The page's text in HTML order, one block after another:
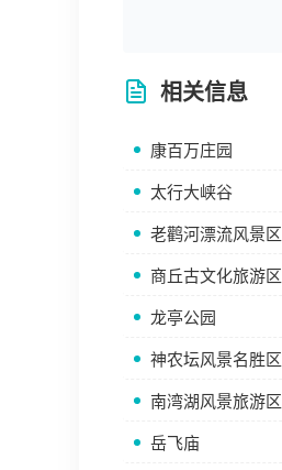
相关信息
康百万庄园
太行大峡谷
老鹳河漂流风景区
商丘古文化旅游区
龙亭公园
神农坛风景名胜区
南湾湖风景旅游区
岳飞庙